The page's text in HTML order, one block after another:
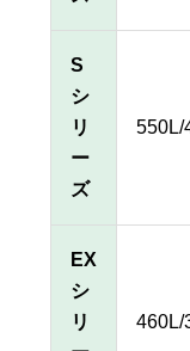
S
シ
リ
ー
ズ
550L/
EX
シ
リ
460L/